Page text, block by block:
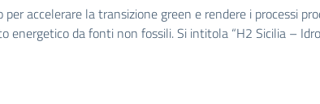
accelerare la transizione green e rendere i processi
energetico da fonti non fossili. Si intitola “H2 Sicilia –